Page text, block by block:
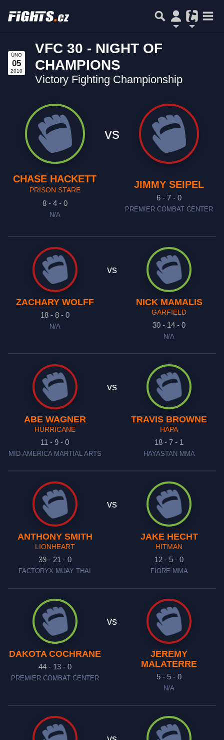
ÚNO
05
2010
VFC 30 - NIGHT OF
CHAMPIONS
Victory Fighting Championship
CHASE HACKETT
PRISON STARE
8 - 4 - 0
N/A
vs
JIMMY SEIPEL
6 - 7 - 0
PREMIER COMBAT CENTER
ZACHARY WOLFF
18 - 8 - 0
N/A
vs
NICK MAMALIS
GARFIELD
30 - 14 - 0
N/A
ABE WAGNER
HURRICANE
11 - 9 - 0
MID-AMERICA MARTIAL ARTS
vs
TRAVIS BROWNE
HAPA
18 - 7 - 1
HAYASTAN MMA
ANTHONY SMITH
LIONHEART
39 - 21 - 0
FACTORYX MUAY THAI
vs
JAKE HECHT
HITMAN
12 - 5 - 0
FIORE MMA
DAKOTA COCHRANE
44 - 13 - 0
PREMIER COMBAT CENTER
vs
JEREMY
MALATERRE
5 - 5 - 0
N/A